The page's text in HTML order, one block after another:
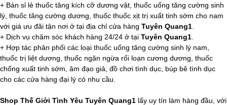
+ Bán sỉ lẻ thuốc tăng kích cỡ dương vật, thuốc uống tăng cường sinh
lý, thuốc tăng cường dương, thuốc thuốc xịt trị xuất tinh sớm cho nam
với giá ưu đãi tận nơi ở tại địa chỉ cửa hàng Tuyên Quang1
+ Dịch vụ chăm sóc khách hàng 24/24 ở tại Tuyên Quang1
+ Hợp tác phân phối các loại thuốc uống tăng cường sinh lý nam,
thuốc trị liệt dương, thuốc ngăn ngừa rối loạn cương dương, thuốc
chống xuất tinh sớm, âm đạo giả, đồ chơi tình dục, búp bê tình dục
cho các cửa hàng đại lý có nhu cầu.
Shop Thế Giới Tình Yêu Tuyên Quang1 lấy uy tín làm hàng đầu, với